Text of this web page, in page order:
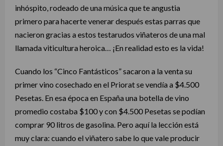
inhóspito, rodeado de una música que te angustia
primero para hacerte venerar después estas parras que
nacieron gracias a estos testarudos viñateros de una mal
llamada viticultura heroica… ¡En realidad esto es la vida!
Cuando los “Cinco Fantásticos” sacaron a la venta su
primer vino cosechado en el Priorat se vendía a $4.500
Pesetas. En esa época en España una botella de vino
promedio costaba $100 y con $4.500 Pesetas se podían
comprar 90 litros de gasolina. Pero aquí la lección está
muy clara: cuando el viñatero sabe lo que vale producir